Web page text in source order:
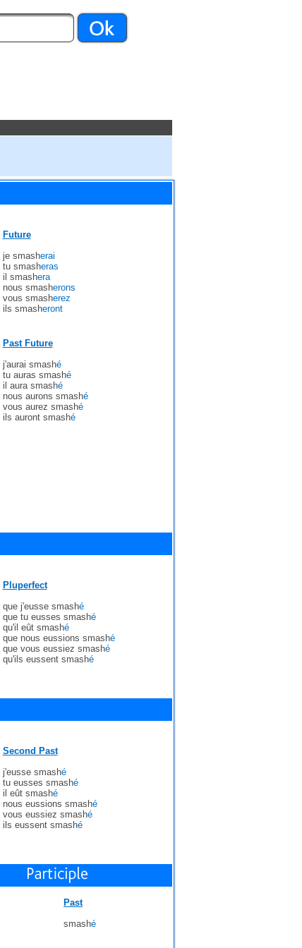
Future
je smasherai
tu smasheras
il smashera
nous smasherons
vous smasherez
ils smasheront
Past Future
j'aurai smashé
tu auras smashé
il aura smashé
nous aurons smashé
vous aurez smashé
ils auront smashé
Pluperfect
que j'eusse smashé
que tu eusses smashé
qu'il eût smashé
que nous eussions smashé
que vous eussiez smashé
qu'ils eussent smashé
Second Past
j'eusse smashé
tu eusses smashé
il eût smashé
nous eussions smashé
vous eussiez smashé
ils eussent smashé
Past
smashé